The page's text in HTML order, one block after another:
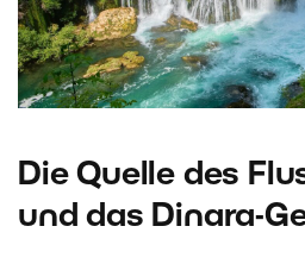
Die Quelle des
und das Dinara-